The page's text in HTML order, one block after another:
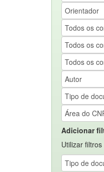
Adicionar
Utilizar